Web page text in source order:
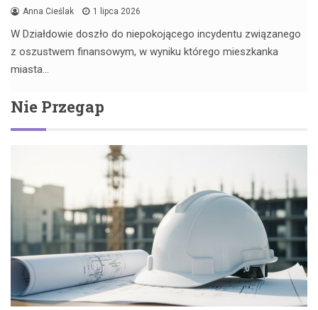
Anna Cieślak 1 lipca 2026
W Działdowie doszło do niepokojącego incydentu związanego
z oszustwem finansowym, w wyniku którego mieszkanka
miasta…
Nie Przegap